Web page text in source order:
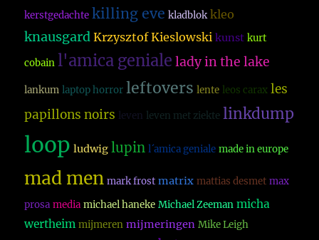
kerstgedachte killing eve kladblok kleo
knausgard Krzysztof Kieslowski kunst kurt
cobain l'amica geniale lady in the lake
lankum laptop horror leftovers lente leos carax les
papillons noirs leven leven met ziekte linkdump
loop ludwig lupin l´amica geniale made in europe
mad men mark frost matrix mattias desmet max
prosa media michael haneke Michael Zeeman micha
wertheim mijmeren mijmeringen Mike Leigh